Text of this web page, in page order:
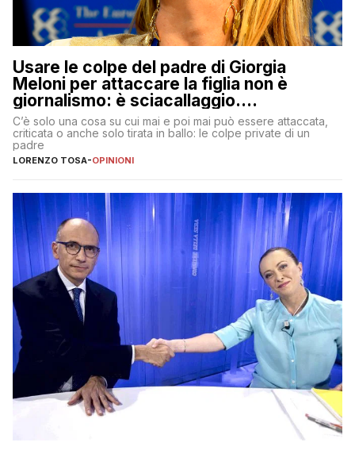
Usare le colpe del padre di Giorgia
Meloni per attaccare la figlia non è
giornalismo: è sciacallaggio.
Dimostriamo di essere diversi
C’è solo una cosa su cui mai e poi mai può essere attaccata,
criticata o anche solo tirata in ballo: le colpe private di un
padre
LORENZO TOSA-OPINIONI